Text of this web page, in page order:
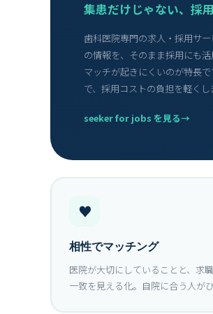
集患だけじゃない、採
歯科医院専門の求人・採用サ
の情報を、そのまま採用にも
マッチが起きにくいのが特長
で、採用コストの負担を軽くし
seeker for jobs を見る
♥
相性でマッチング
医院が大切にしていることと、求
一致を見える化。自院に合う人が